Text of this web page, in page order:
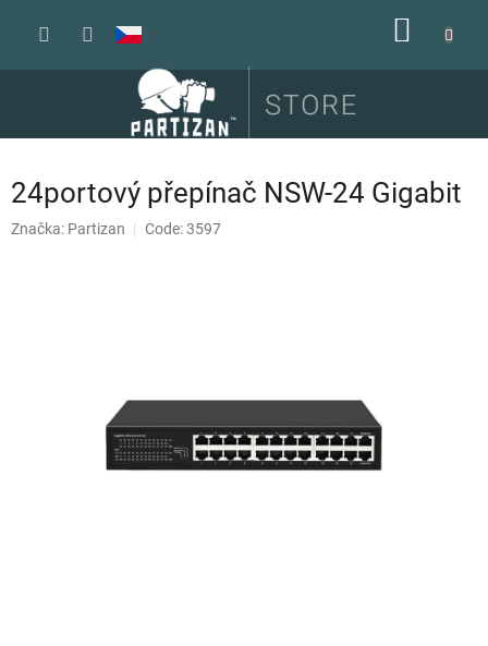
24portový přepínač NSW-24 Gigabit
Značka: Partizan Code: 3597